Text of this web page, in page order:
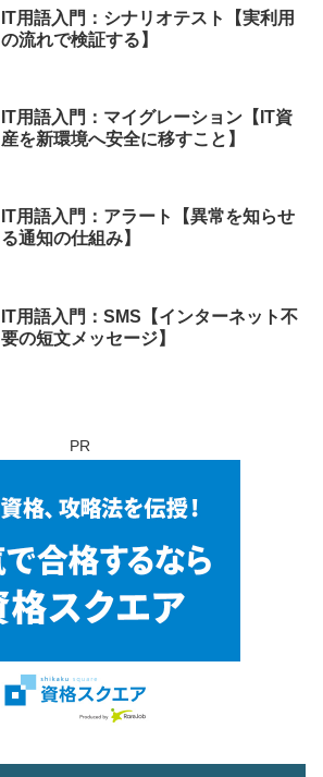
IT用語入門：シナリオテスト【実利用
の流れで検証する】
IT用語入門：マイグレーション【IT資
産を新環境へ安全に移すこと】
IT用語入門：アラート【異常を知らせ
る通知の仕組み】
IT用語入門：SMS【インターネット不
要の短文メッセージ】
PR